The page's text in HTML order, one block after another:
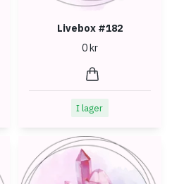
Livebox #182
0 kr
I lager